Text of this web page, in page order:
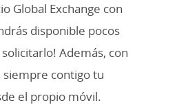
Global Exchange con
disponible pocos
Además, con
siempre contigo tu
el propio móvil.